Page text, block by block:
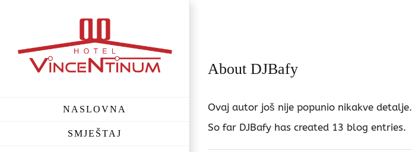
content
NASLOVNA
SMJEŠTAJ
About DJBafy
Ovaj autor još nije popunio nikakve detalje.
So far DJBafy has created 13 blog entries.